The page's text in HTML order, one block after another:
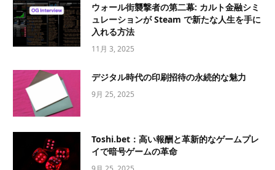
ウォール街襲撃者の第二幕: カルト金融シミ
ュレーションが Steam で新たな人生を手に
入れる方法
11月 3, 2025
デジタル時代の印刷招待の永続的な魅力
9月 25, 2025
Toshi.bet：高い報酬と革新的なゲームプレ
イで暗号ゲームの革命